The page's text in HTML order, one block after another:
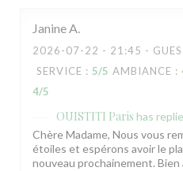
JanineA
2026-07-22 - 21:45 -
SERVICE : 5/5 AMBIANCE :
4/5
OUISTITI Paris has
Chère Madame, Nous vous
étoiles et espérons avoir le
nouveau prochainement.